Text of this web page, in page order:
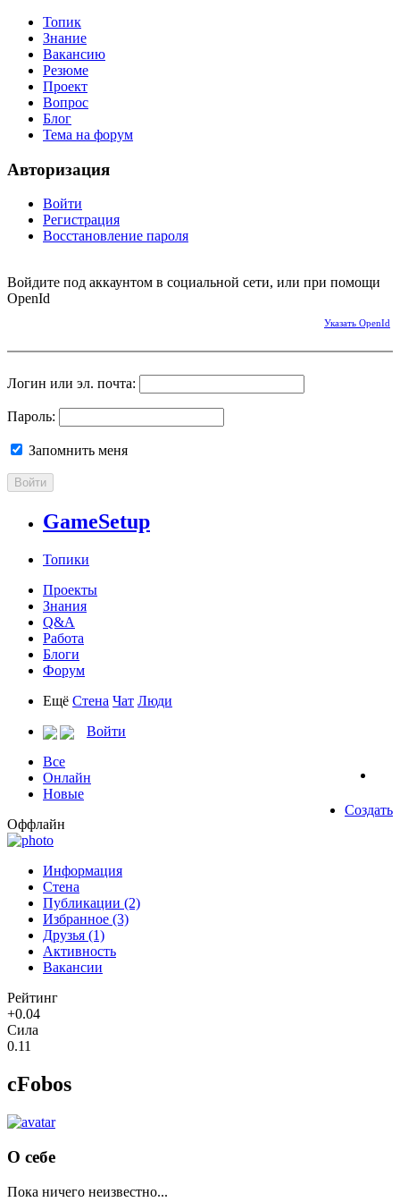
Топик
Знание
Вакансию
Резюме
Проект
Вопрос
Блог
Тема на форум
Авторизация
Войти
Регистрация
Восстановление пароля
Войдите под аккаунтом в социальной сети, или при помощи
OpenId
Указать OpenId
Логин или эл. почта:
Пароль:
Запомнить меня
Войти
GameSetup
Топики
Проекты
Знания
Q&A
Работа
Блоги
Форум
Ещё Стена Чат Люди
Войти
Все
Онлайн
Новые
Создать
Оффлайн
Информация
Стена
Публикации (2)
Избранное (3)
Друзья (1)
Активность
Вакансии
Рейтинг
+0.04
Сила
0.11
cFobos
О себе
Пока ничего неизвестно...